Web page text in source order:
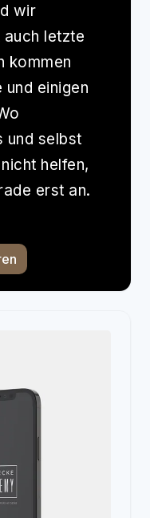
wir
letzte
kommen
einigen
und selbst
helfen,
erst an.